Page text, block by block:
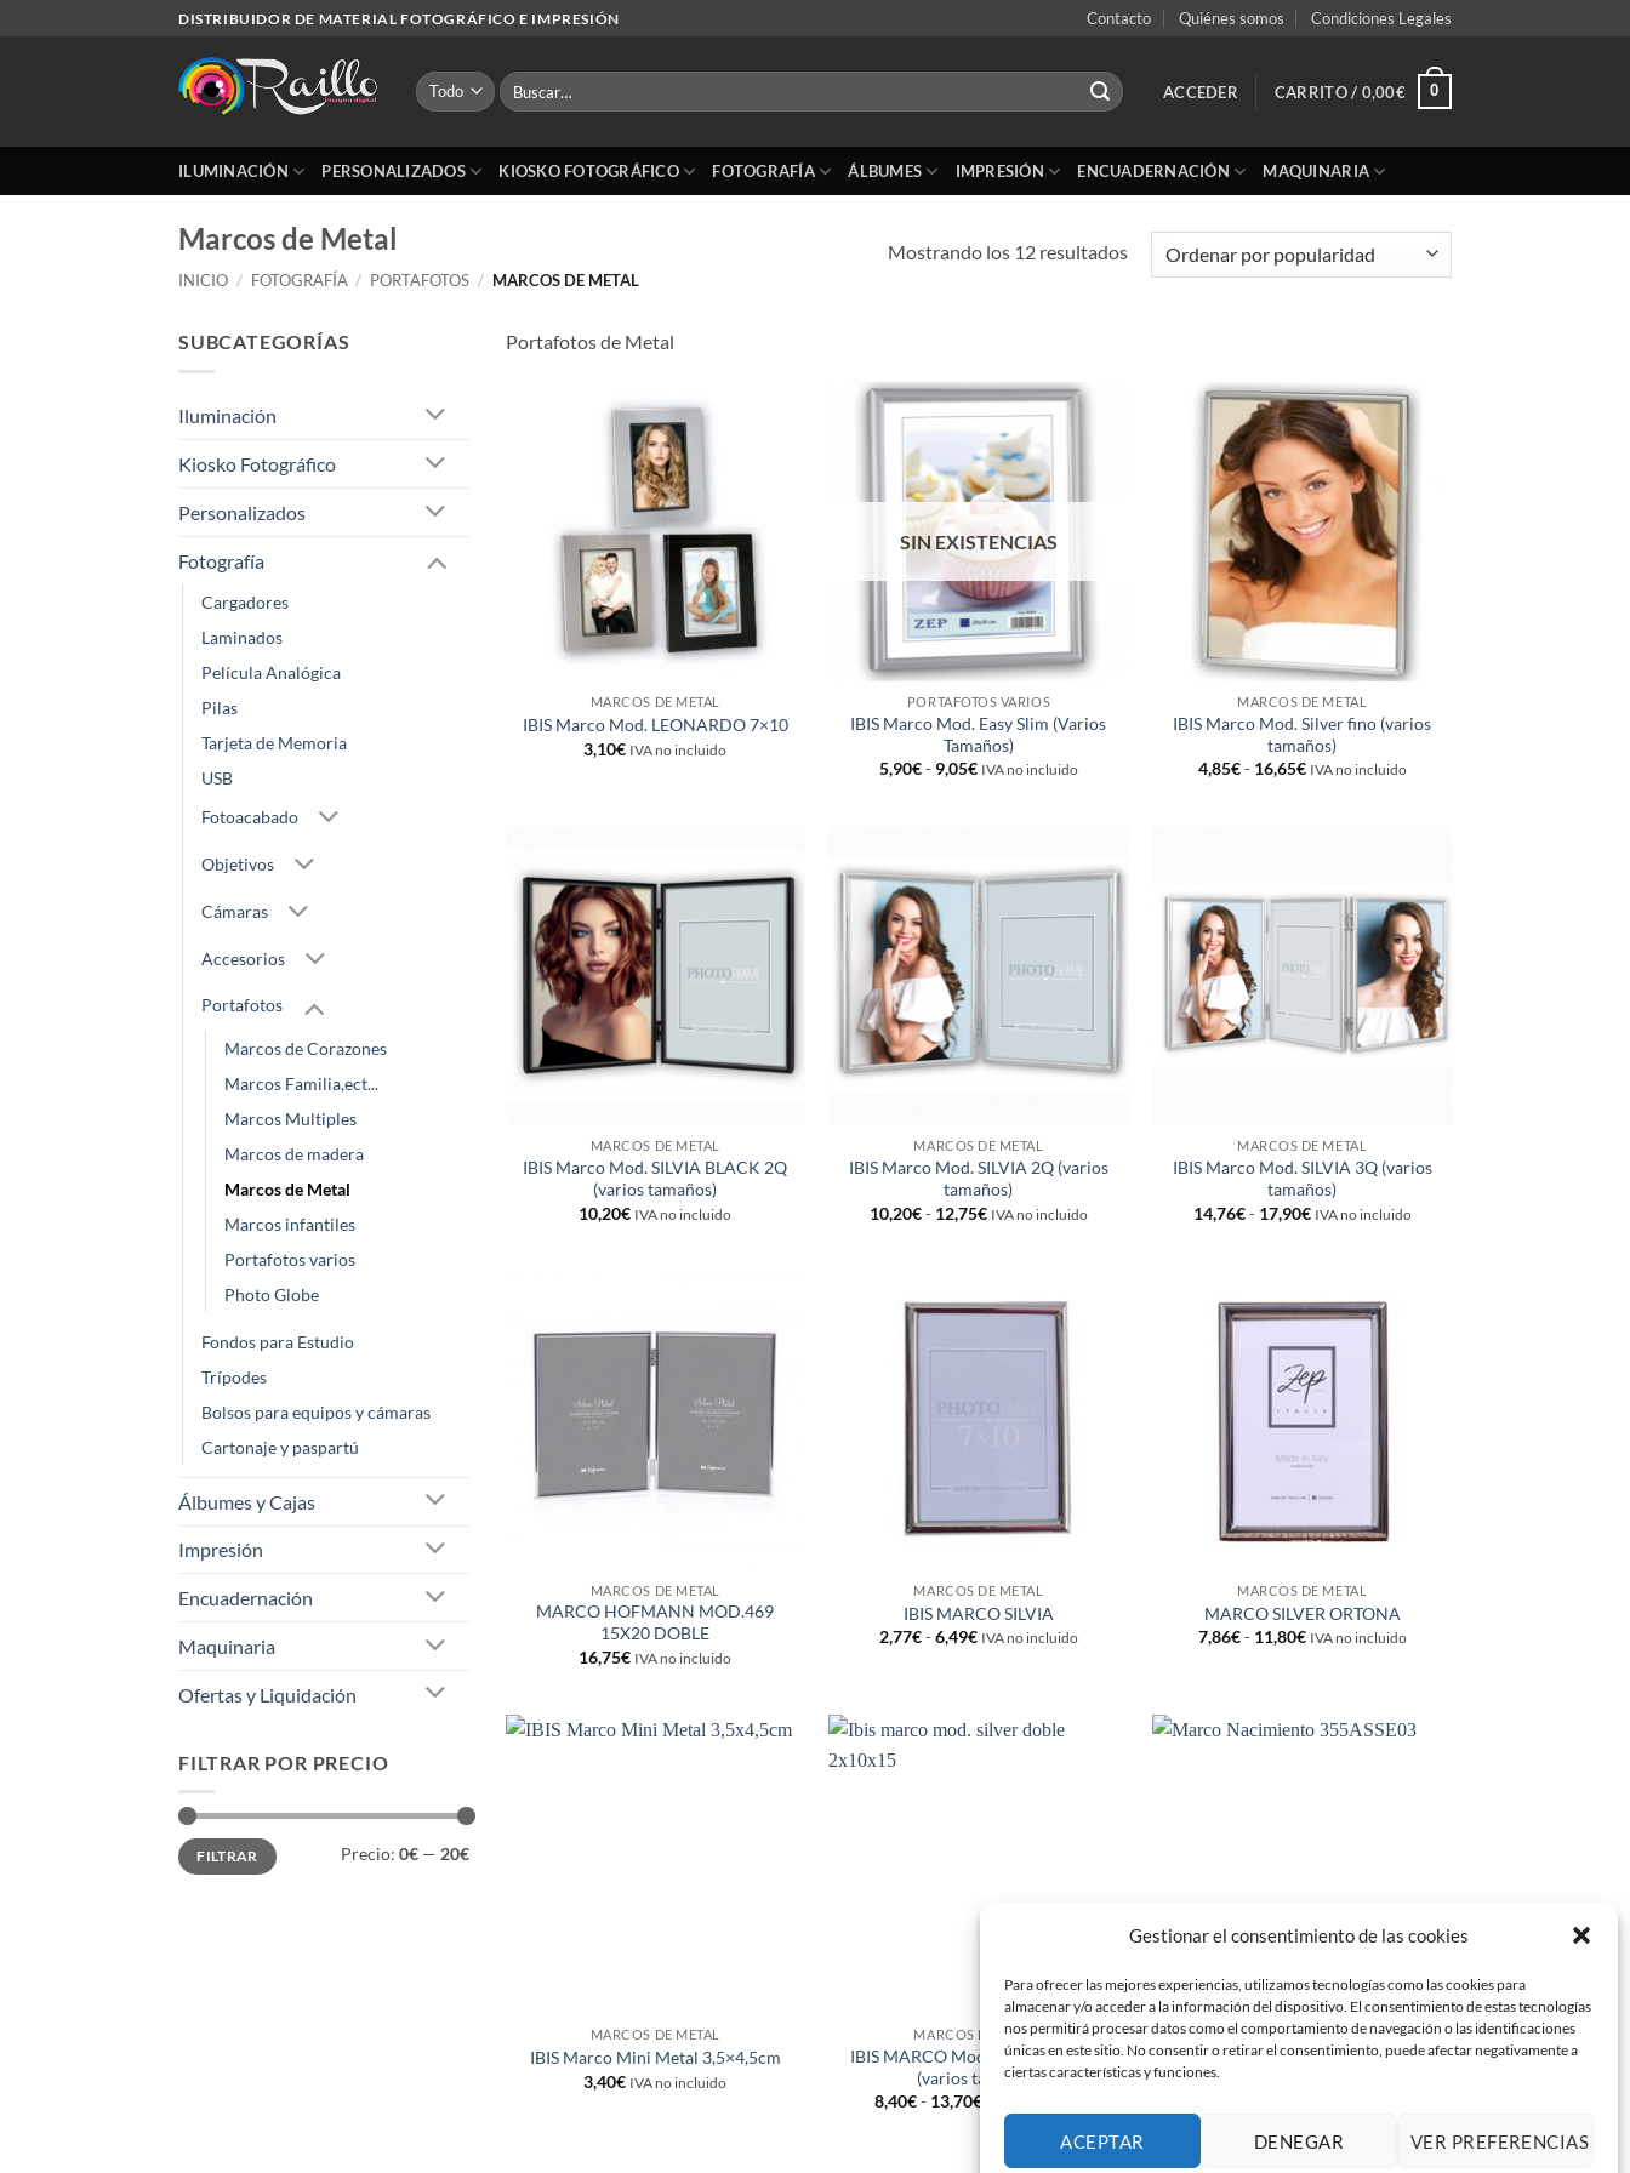
Gestionar el consentimiento de las cookies
Para ofrecer las mejores experiencias, utilizamos tecnologías como las cookies para
almacenar y/o acceder a la información del dispositivo. El consentimiento de estas tecnologías
nos permitirá procesar datos como el comportamiento de navegación o las identificaciones
únicas en este sitio. No consentir o retirar el consentimiento, puede afectar negativamente a
ciertas características y funciones.
ACEPTAR DENEGAR VER PREFERENCIAS
DISTRIBUIDOR DE MATERIAL FOTOGRÁFICO E IMPRESIÓN Contacto Quiénes somos Condiciones Legales
Buscar
por:
ACCEDER CARRITO / 0,00€ 0
ILUMINACIÓN PERSONALIZADOS KIOSKO FOTOGRÁFICO FOTOGRAFÍA ÁLBUMES IMPRESIÓN ENCUADERNACIÓN MAQUINARIA
Marcos de Metal
INICIO / FOTOGRAFÍA / PORTAFOTOS / MARCOS DE METAL
Mostrando los 12 resultadosOrdenado
por
SUBCATEGORÍAS
Iluminación
Kiosko Fotográfico
Personalizados
Fotografía
Cargadores
Laminados
Película Analógica
Pilas
Tarjeta de Memoria
USB
Fotoacabado
Objetivos
Cámaras
Accesorios
Portafotos
Marcos de Corazones
Marcos Familia,ect...
Marcos Multiples
Marcos de madera
Marcos de Metal
Marcos infantiles
Portafotos varios
Photo Globe
Fondos para Estudio
Trípodes
Bolsos para equipos y cámaras
Cartonaje y paspartú
Álbumes y Cajas
Impresión
Encuadernación
Maquinaria
Ofertas y Liquidación
FILTRAR POR PRECIO
Precio
mínimo
Precio
máximo
FILTRAR Precio: 0€ — 20€
Portafotos de Metal
MARCOS DE METAL
IBIS Marco Mod. LEONARDO 7×10
3,10€ IVA no incluido
deseos
SIN EXISTENCIAS
PORTAFOTOS VARIOS
IBIS Marco Mod. Easy Slim (Varios
Tamaños)
5,90€- 9,05€Rango
9,05€
IVA no incluido
Añadir
lista de
MARCOS DE METAL
IBIS Marco Mod. Silver fino (varios
tamaños)
4,85€- 16,65€Rango
IVA no incluido
lista de
MARCOS DE METAL
IBIS Marco Mod. SILVIA BLACK 2Q
(varios tamaños)
10,20€ IVA no incluido
MARCOS DE METAL
IBIS Marco Mod. SILVIA 2Q (varios
tamaños)
10,20€- 12,75€Rango
hasta
12,75€
IVA no incluido
a la
lista de
deseos
MARCOS DE METAL
IBIS Marco Mod. SILVIA 3Q (varios
tamaños)
14,76€- 17,90€Rango
hasta
17,90€
IVA no incluido
Añadir
lista de
MARCOS DE METAL
MARCO HOFMANN MOD.469
15X20 DOBLE
16,75€ IVA no incluido
MARCOS DE METAL
IBIS MARCO SILVIA
2,77€-6,49€Rango
hasta
6,49€
IVA no incluido
MARCOS DE METAL
MARCO SILVER ORTONA
7,86€- 11,80€Rango
hasta
11,80€
IVA no incluido
MARCOS DE METAL
IBIS Marco Mini Metal 3,5×4,5cm
3,40€ IVA no incluido
MARCOS DE METAL
IBIS MARCO Mod. SILVER DOBLE
(varios tamaños)
8,40€- 13,70€
8,40€
MARCOS DE METAL
Marco Nacimiento 355ASSE03